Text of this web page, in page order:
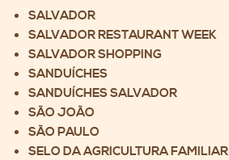
SALVADOR
SALVADOR RESTAURANT WEEK
SALVADOR SHOPPING
SANDUÍCHES
SANDUÍCHES SALVADOR
SÃO JOÃO
SÃO PAULO
SELO DA AGRICULTURA FAMILIAR